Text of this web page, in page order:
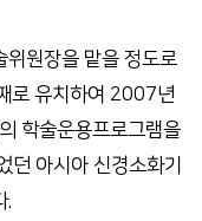
위원장을 맡을 정도로
로 유치하여 2007년
학술운용프로그램을
던 아시아 신경소화기
.